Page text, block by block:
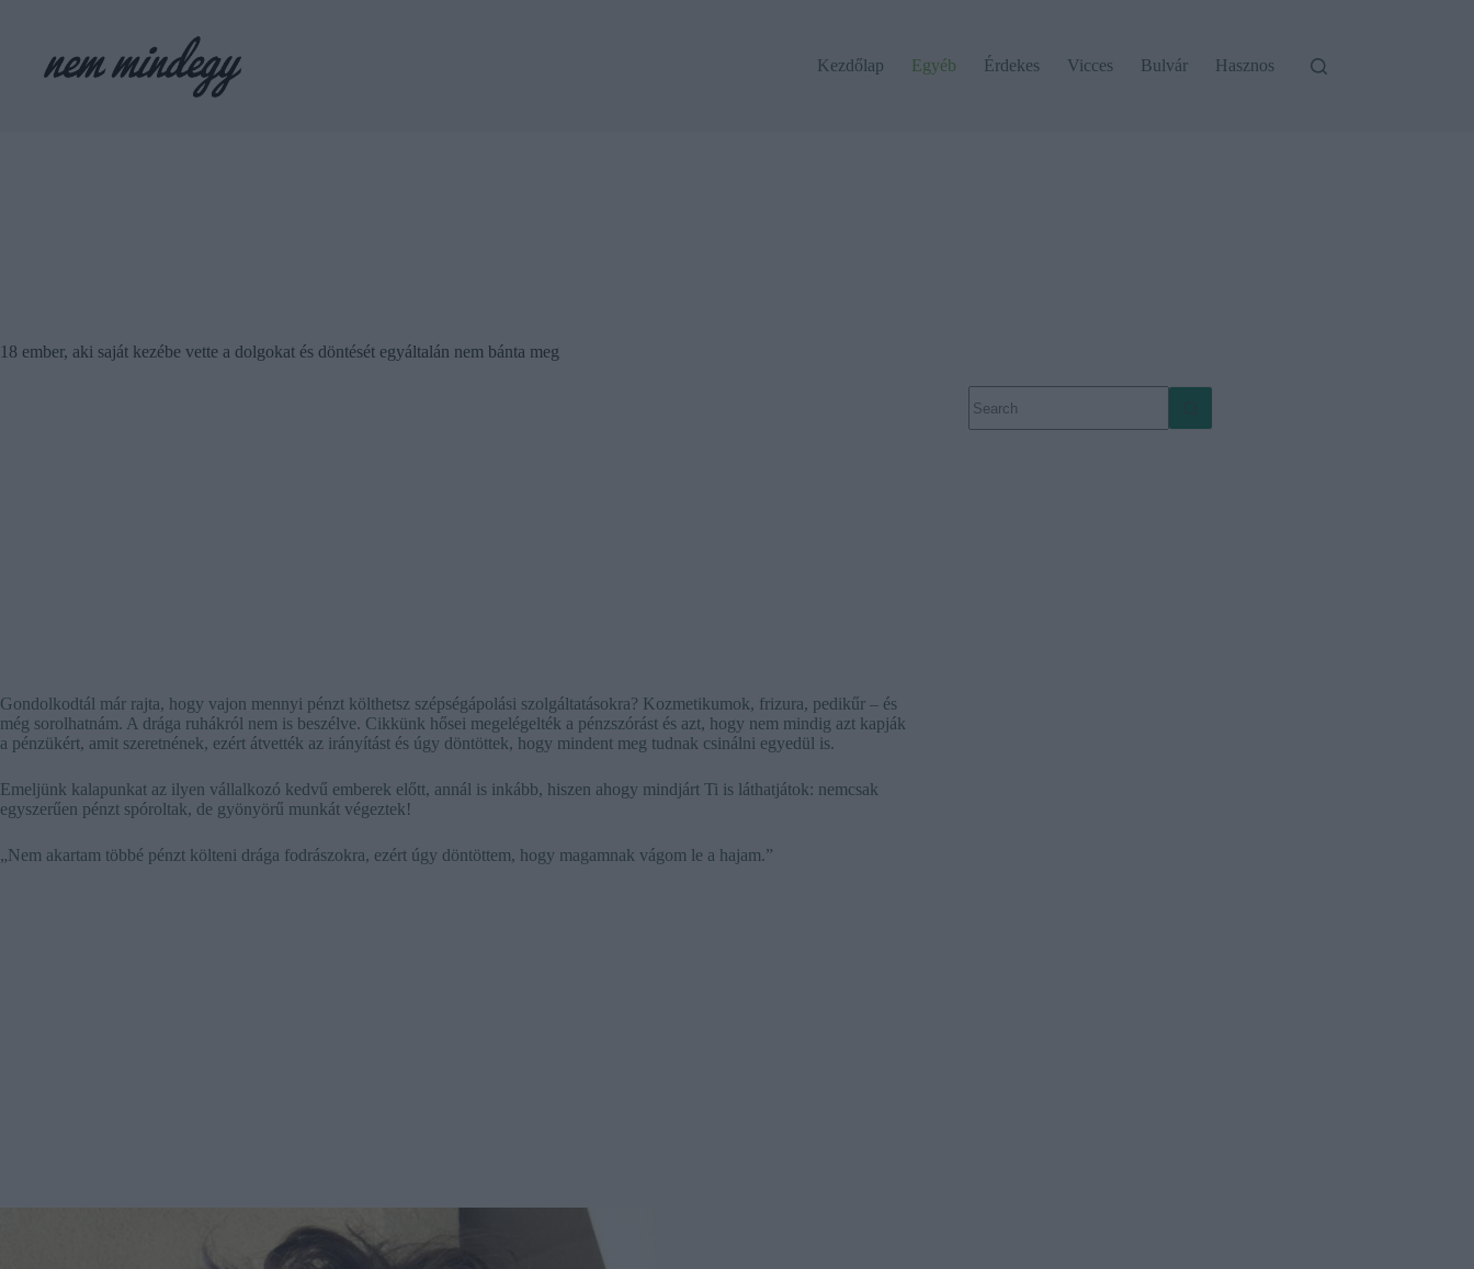
Kezdőlap
Egyéb Érdekes Vicces Bulvár Hasznos
18 ember, aki saját kezébe vette a dolgokat és döntését egyáltalán nem bánta meg
Gondolkodtál már rajta, hogy vajon mennyi pénzt költhetsz szépségápolási szolgáltatásokra? Kozmetikumok, frizura, pedikűr – és
még sorolhatnám. A drága ruhákról nem is beszélve. Cikkünk hősei megelégelték a pénzszórást és azt, hogy nem mindig azt kapják
a pénzükért, amit szeretnének, ezért átvették az irányítást és úgy döntöttek, hogy mindent meg tudnak csinálni egyedül is.
Emeljünk kalapunkat az ilyen vállalkozó kedvű emberek előtt, annál is inkább, hiszen ahogy mindjárt Ti is láthatjátok: nemcsak
egyszerűen pénzt spóroltak, de gyönyörű munkát végeztek!
„Nem akartam többé pénzt költeni drága fodrászokra, ezért úgy döntöttem, hogy magamnak vágom le a hajam.”
results